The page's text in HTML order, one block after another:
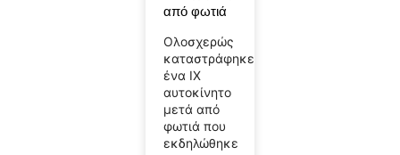
από φωτιά
Ολοσχερώς
καταστράφηκε
ένα ΙΧ
αυτοκίνητο
μετά από
φωτιά που
εκδηλώθηκε